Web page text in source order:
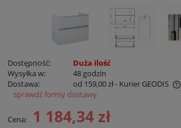
Dostępność:
Duża ilość
Wysyłka w:
48 godzin
Dostawa:
od 159,00 zł- Kurier GEODIS
Cena nie zawiera ewentualnych kosztów
sprawdź formy dostawy
Cena: 1 184,34 zł